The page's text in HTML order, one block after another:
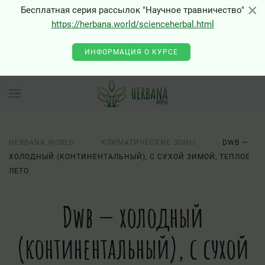
×
Бесплатная серия рассылок "Научное травничество"
https://herbana.world/scienceherbal.html
ИНФОРМАЦИЯ О КУРСЕ
HERBANA.WORLD КЛИМАТИЧЕСКИЕ ЗОНЫ
DWB —
ХОЛОДНЫЙ (КОНТИНЕНТАЛЬНЫЙ), С СУХОЙ ЗИМОЙ, ТЕПЛОЕ
ЛЕТО
Dwb — холодный
(континентальный), с сухой
×